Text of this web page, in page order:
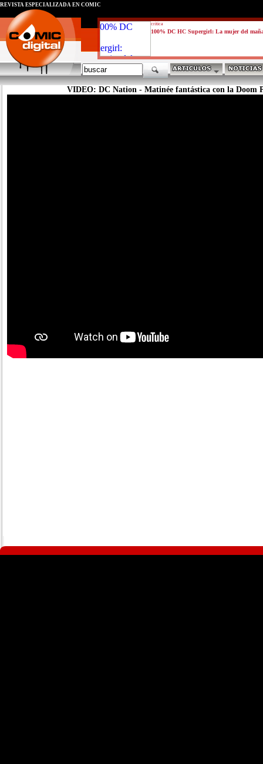
critica
100% DC HC Supergirl: La mujer del
REVISTA ESPECIALIZADA EN CÓMIC
VIDEO: DC Nation - Matinée fantástica con la Doom